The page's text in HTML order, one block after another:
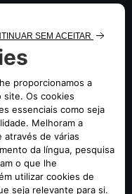
e ideias para
empenhada
da Marca: beleza,
os Alfisti
no circuito de Arese,
Alfa Romeo. Das 80
triunfou com um
AR51 “Matta” de
1966. Pura paixão na